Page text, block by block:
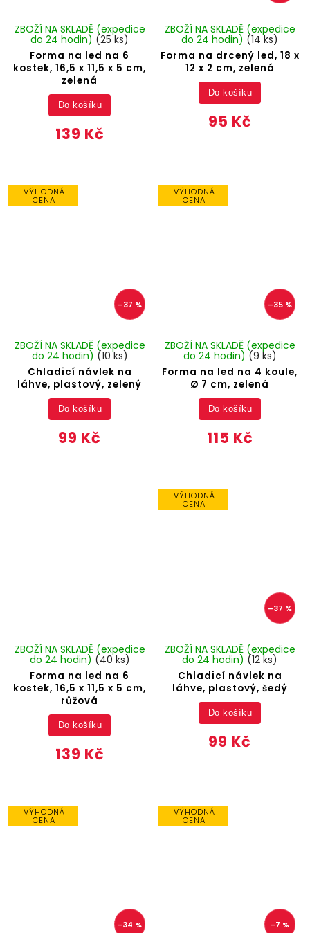
Forma na led na 6
kostek, 16,5 x 11,5 x 5 cm,
zelená
ZBOŽÍ NA SKLADĚ (expedice
do 24 hodin) (25 ks)
139 Kč
Do košíku
Forma na drcený led, 18 x
12 x 2 cm, zelená
ZBOŽÍ NA SKLADĚ (expedice
do 24 hodin) (14 ks)
95 Kč
Do košíku
VÝHODNÁ
CENA
–37 %
Chladicí návlek na
láhve, plastový, zelený
ZBOŽÍ NA SKLADĚ (expedice
do 24 hodin) (10 ks)
99 Kč
Do košíku
VÝHODNÁ
CENA
–35 %
Forma na led na 4 koule,
Ø 7 cm, zelená
ZBOŽÍ NA SKLADĚ (expedice
do 24 hodin) (9 ks)
115 Kč
Do košíku
Forma na led na 6
kostek, 16,5 x 11,5 x 5 cm,
růžová
ZBOŽÍ NA SKLADĚ (expedice
do 24 hodin) (40 ks)
139 Kč
Do košíku
VÝHODNÁ
CENA
–37 %
Chladicí návlek na
láhve, plastový, šedý
ZBOŽÍ NA SKLADĚ (expedice
do 24 hodin) (12 ks)
99 Kč
Do košíku
VÝHODNÁ
CENA
–34 %
VÝHODNÁ
CENA
–7 %